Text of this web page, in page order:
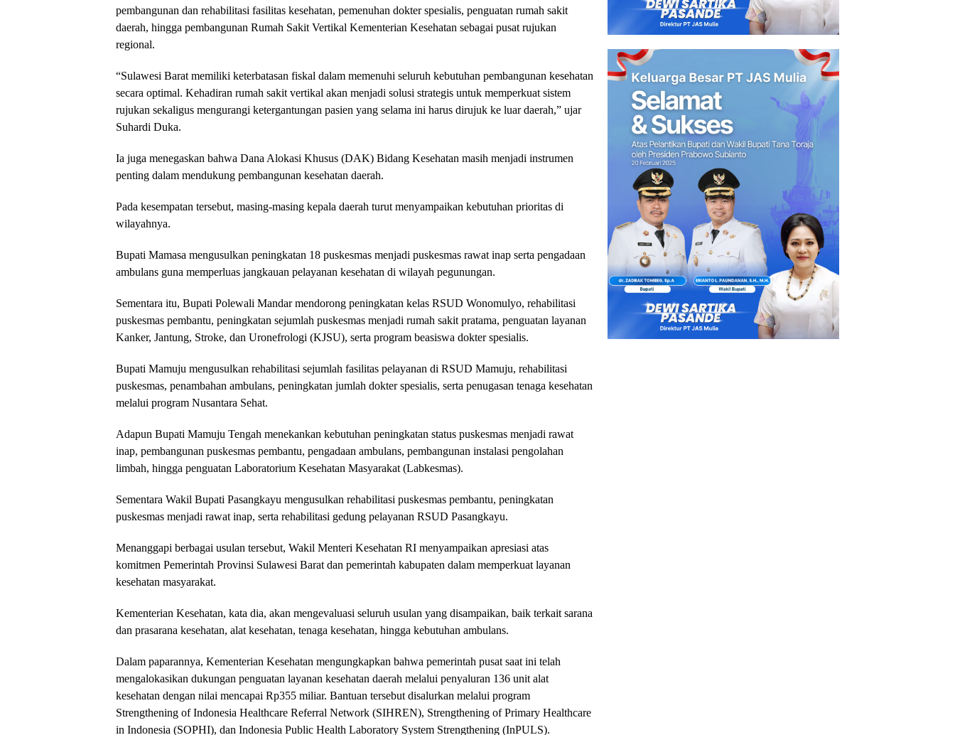
pembangunan dan rehabilitasi fasilitas kesehatan, pemenuhan dokter spesialis, penguatan rumah sakit
daerah, hingga pembangunan Rumah Sakit Vertikal Kementerian Kesehatan sebagai pusat rujukan
regional.
“Sulawesi Barat memiliki keterbatasan fiskal dalam memenuhi seluruh kebutuhan pembangunan kesehatan
secara optimal. Kehadiran rumah sakit vertikal akan menjadi solusi strategis untuk memperkuat sistem
rujukan sekaligus mengurangi ketergantungan pasien yang selama ini harus dirujuk ke luar daerah,” ujar
Suhardi Duka.
Ia juga menegaskan bahwa Dana Alokasi Khusus (DAK) Bidang Kesehatan masih menjadi instrumen
penting dalam mendukung pembangunan kesehatan daerah.
Pada kesempatan tersebut, masing-masing kepala daerah turut menyampaikan kebutuhan prioritas di
wilayahnya.
Bupati Mamasa mengusulkan peningkatan 18 puskesmas menjadi puskesmas rawat inap serta pengadaan
ambulans guna memperluas jangkauan pelayanan kesehatan di wilayah pegunungan.
Sementara itu, Bupati Polewali Mandar mendorong peningkatan kelas RSUD Wonomulyo, rehabilitasi
puskesmas pembantu, peningkatan sejumlah puskesmas menjadi rumah sakit pratama, penguatan layanan
Kanker, Jantung, Stroke, dan Uronefrologi (KJSU), serta program beasiswa dokter spesialis.
Bupati Mamuju mengusulkan rehabilitasi sejumlah fasilitas pelayanan di RSUD Mamuju, rehabilitasi
puskesmas, penambahan ambulans, peningkatan jumlah dokter spesialis, serta penugasan tenaga kesehatan
melalui program Nusantara Sehat.
Adapun Bupati Mamuju Tengah menekankan kebutuhan peningkatan status puskesmas menjadi rawat
inap, pembangunan puskesmas pembantu, pengadaan ambulans, pembangunan instalasi pengolahan
limbah, hingga penguatan Laboratorium Kesehatan Masyarakat (Labkesmas).
Sementara Wakil Bupati Pasangkayu mengusulkan rehabilitasi puskesmas pembantu, peningkatan
puskesmas menjadi rawat inap, serta rehabilitasi gedung pelayanan RSUD Pasangkayu.
Menanggapi berbagai usulan tersebut, Wakil Menteri Kesehatan RI menyampaikan apresiasi atas
komitmen Pemerintah Provinsi Sulawesi Barat dan pemerintah kabupaten dalam memperkuat layanan
kesehatan masyarakat.
Kementerian Kesehatan, kata dia, akan mengevaluasi seluruh usulan yang disampaikan, baik terkait sarana
dan prasarana kesehatan, alat kesehatan, tenaga kesehatan, hingga kebutuhan ambulans.
Dalam paparannya, Kementerian Kesehatan mengungkapkan bahwa pemerintah pusat saat ini telah
mengalokasikan dukungan penguatan layanan kesehatan daerah melalui penyaluran 136 unit alat
kesehatan dengan nilai mencapai Rp355 miliar. Bantuan tersebut disalurkan melalui program
Strengthening of Indonesia Healthcare Referral Network (SIHREN), Strengthening of Primary Healthcare
in Indonesia (SOPHI), dan Indonesia Public Health Laboratory System Strengthening (InPULS).